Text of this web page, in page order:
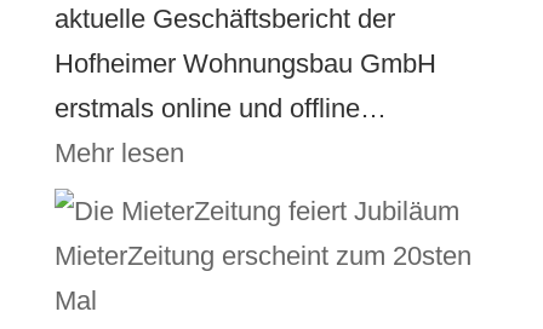
aktuelle Geschäftsbericht der
Hofheimer Wohnungsbau GmbH
erstmals online und offline…
Mehr lesen
MieterZeitung erscheint zum 20sten
Mal